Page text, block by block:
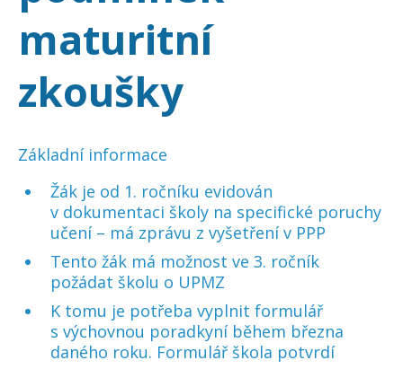
maturitní
zkoušky
Základní informace
Žák je od 1. ročníku evidován
v dokumentaci školy na specifické poruchy
učení – má zprávu z vyšetření v PPP
Tento žák má možnost ve 3. ročník
požádat školu o UPMZ
K tomu je potřeba vyplnit formulář
s výchovnou poradkyní během března
daného roku. Formulář škola potvrdí